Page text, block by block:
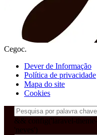
Cegoc.
Dever de Informação
Política de privacidade
Mapa do site
Cookies
&& config('laravel-
'neves')